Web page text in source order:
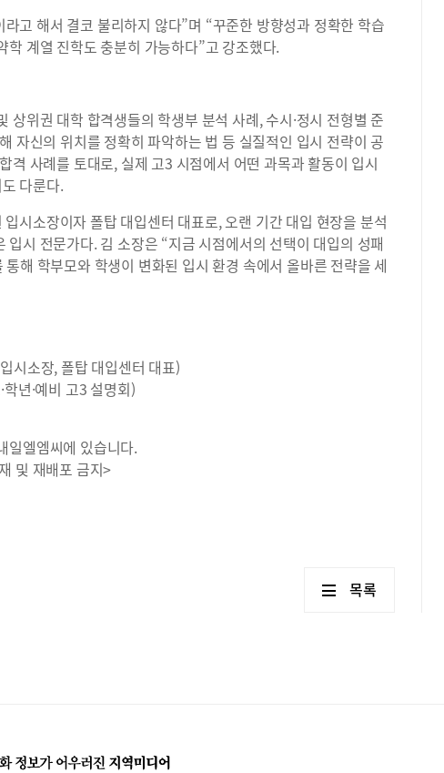
고 해서 결코 불리하지 않다”며 “꾸준한 방향성과 정확한 학습
학 계열 진학도 충분히 가능하다”고 강조했다.
상위권 대학 합격생들의 학생부 분석 사례, 수시·정시 전형별 준
자신의 위치를 정확히 파악하는 법 등 실질적인 입시 전략이 공
격 사례를 토대로, 실제 고3 시점에서 어떤 과목과 활동이 입시
다룬다.
시소장이자 폴탑 대입센터 대표로, 오랜 기간 대입 현장을 분석
시 전문가다. 김 소장은 “지금 시점에서의 선택이 대입의 성패
해 학부모와 학생이 변화된 입시 환경 속에서 올바른 전략을 세
시소장, 폴탑 대입센터 대표)
년·예비 고3 설명회)
일엘엠씨에 있습니다.
및 재배포 금지>
목록